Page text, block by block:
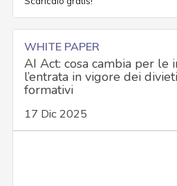
WHITE PAPER
AI Act: cosa cambia per le
l’entrata in vigore dei
formativi
17 Dic 2025